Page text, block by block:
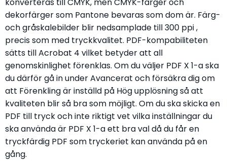
konverteras till CMYK, men CMYK-färger och
dekorfärger som Pantone bevaras som dom är. Färg-
och gråskalebilder blir nedsamplade till 300 ppi ,
precis som med tryckkvalitet. PDF-kompabiliteten
sätts till Acrobat 4 vilket betyder att all
genomskinlighet förenklas. Om du väljer PDF X 1-a ska
du därför gå in under Avancerat och försäkra dig om
att Förenkling är inställd på Hög upplösning så att
kvaliteten blir så bra som möjligt. Om du ska skicka en
PDF till tryck och inte riktigt vet vilka inställningar du
ska använda är PDF X 1-a ett bra val då du får en
tryckfärdig PDF som tryckeriet kan använda på en
gång.